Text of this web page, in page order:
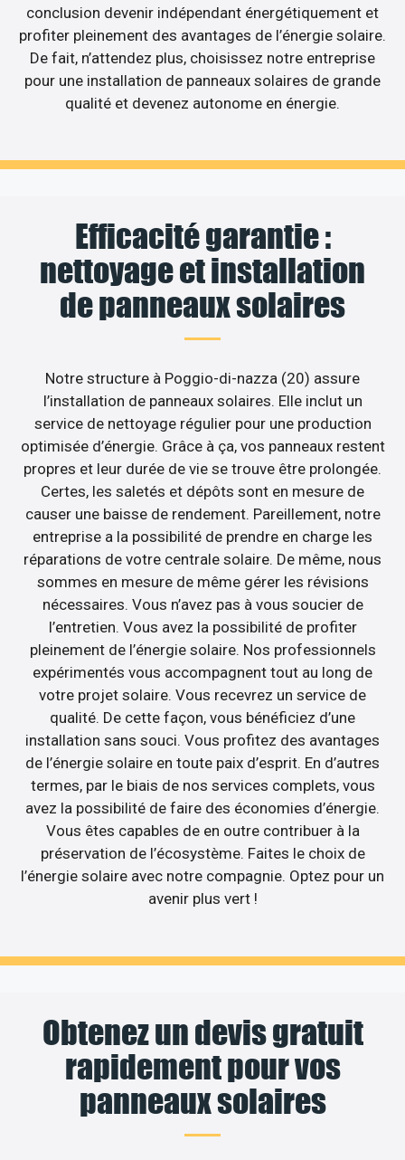
conclusion devenir indépendant énergétiquement et
profiter pleinement des avantages de l’énergie solaire.
De fait, n’attendez plus, choisissez notre entreprise
pour une installation de panneaux solaires de grande
qualité et devenez autonome en énergie.
Efficacité garantie :
nettoyage et installation
de panneaux solaires
Notre structure à Poggio-di-nazza (20) assure
l’installation de panneaux solaires. Elle inclut un
service de nettoyage régulier pour une production
optimisée d’énergie. Grâce à ça, vos panneaux restent
propres et leur durée de vie se trouve être prolongée.
Certes, les saletés et dépôts sont en mesure de
causer une baisse de rendement. Pareillement, notre
entreprise a la possibilité de prendre en charge les
réparations de votre centrale solaire. De même, nous
sommes en mesure de même gérer les révisions
nécessaires. Vous n’avez pas à vous soucier de
l’entretien. Vous avez la possibilité de profiter
pleinement de l’énergie solaire. Nos professionnels
expérimentés vous accompagnent tout au long de
votre projet solaire. Vous recevrez un service de
qualité. De cette façon, vous bénéficiez d’une
installation sans souci. Vous profitez des avantages
de l’énergie solaire en toute paix d’esprit. En d’autres
termes, par le biais de nos services complets, vous
avez la possibilité de faire des économies d’énergie.
Vous êtes capables de en outre contribuer à la
préservation de l’écosystème. Faites le choix de
l’énergie solaire avec notre compagnie. Optez pour un
avenir plus vert !
Obtenez un devis gratuit
rapidement pour vos
panneaux solaires